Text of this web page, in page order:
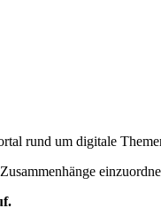
rund um digitale